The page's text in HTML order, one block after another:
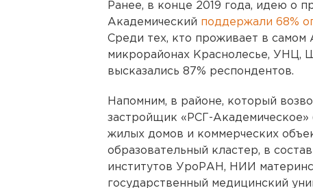
Ранее, в конце 2019 года, идею о
Академический поддержали 68%
Среди тех, кто проживает в самом
микрорайонах Краснолесье, УНЦ,
высказались 87% респондентов.
Напомним, в районе, который
застройщик «РСГ-
жилых домов и коммерческих
образовательный кластер, в
институтов УроРАН, НИИ
государственный медицинский